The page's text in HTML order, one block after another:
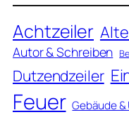
Achtzeiler
Autor & Schreiben
Dutzendzeiler
Feuer Gebäude